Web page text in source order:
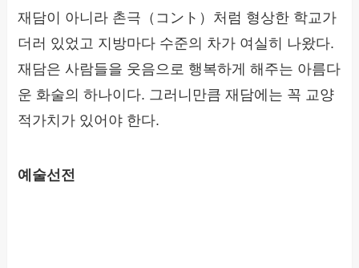
재담이 아니라 촌극（コント）처럼 형상한 학교가
더러 있었고 지방마다 수준의 차가 여실히 나왔다.
재담은 사람들을 웃음으로 행복하게 해주는 아름다
운 화술의 하나이다. 그러니만큼 재담에는 꼭 교양
적가치가 있어야 한다.
예술선전